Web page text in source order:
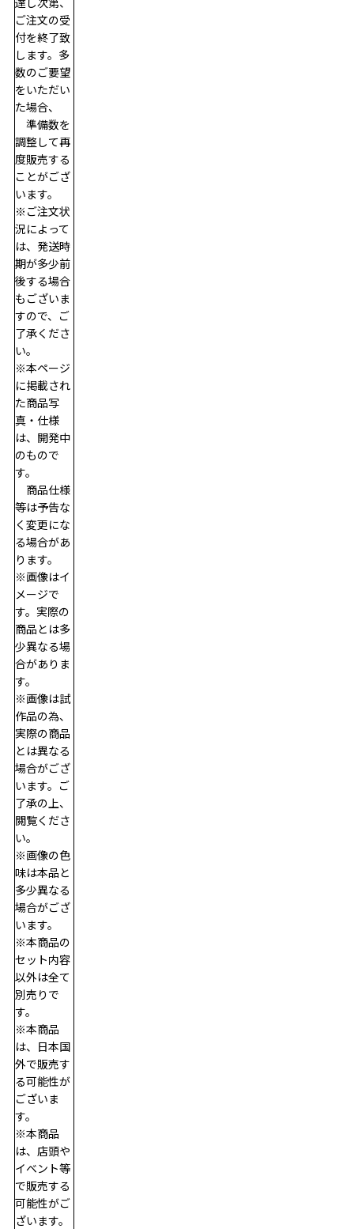
ご注文の受
付を終了致
します。多
数のご要望
をいただい
た場合、
準備数を
調整して再
度販売する
ことがござ
います。
※ご注文状
況によって
は、発送時
期が多少前
後する場合
もございま
すので、ご
了承くださ
い。
※本ページ
に掲載され
た商品写
真・仕様
は、開発中
のもので
す。
商品仕様
等は予告な
く変更にな
る場合があ
ります。
※画像はイ
メージで
す。実際の
商品とは多
少異なる場
合がありま
す。
※画像は試
作品の為、
実際の商品
とは異なる
場合がござ
います。ご
了承の上、
閲覧くださ
い。
※画像の色
味は本品と
多少異なる
場合がござ
います。
※本商品の
セット内容
以外は全て
別売りで
す。
※本商品
は、日本国
外で販売す
る可能性が
ございま
す。
※本商品
は、店頭や
イベント等
で販売する
可能性がご
ざいます。